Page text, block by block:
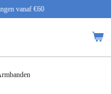
vanaf €60